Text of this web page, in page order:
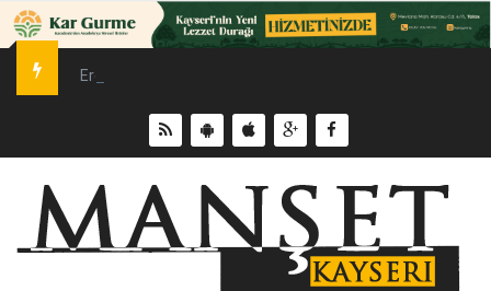
Erciyes Üniversitesi’nde Sürdürülebilir Enerji Hamlesi